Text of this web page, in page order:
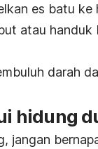
es batu ke
atau
darah
hidung
jangan